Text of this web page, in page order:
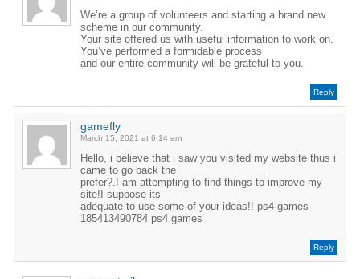
We’re a group of volunteers and starting a brand new
scheme in our community.
Your site offered us with useful information to work on.
You’ve performed a formidable process
and our entire community will be grateful to you.
Reply
gamefly
March 15, 2021 at 6:14 am
Hello, i believe that i saw you visited my website thus i
came to go back the
prefer?.I am attempting to find things to improve my
site!I suppose its
adequate to use some of your ideas!! ps4 games
185413490784 ps4 games
Reply